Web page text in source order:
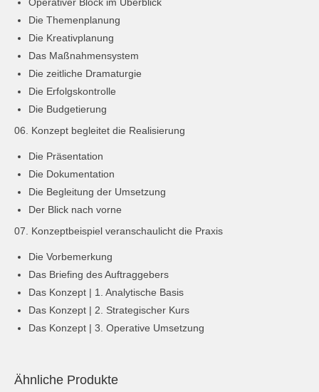
Operativer Block im Überblick
Die Themenplanung
Die Kreativplanung
Das Maßnahmensystem
Die zeitliche Dramaturgie
Die Erfolgskontrolle
Die Budgetierung
06. Konzept begleitet die Realisierung
Die Präsentation
Die Dokumentation
Die Begleitung der Umsetzung
Der Blick nach vorne
07. Konzeptbeispiel veranschaulicht die Praxis
Die Vorbemerkung
Das Briefing des Auftraggebers
Das Konzept | 1. Analytische Basis
Das Konzept | 2. Strategischer Kurs
Das Konzept | 3. Operative Umsetzung
Ähnliche Produkte